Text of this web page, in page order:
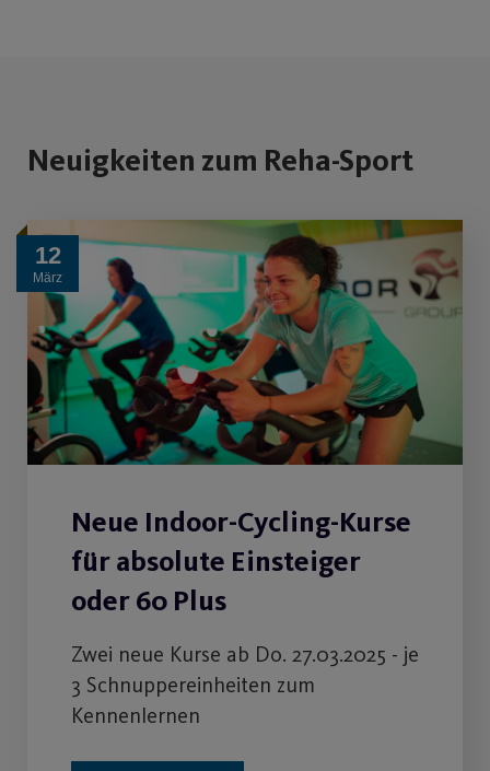
Neuigkeiten zum Reha-Sport
12
März
Neue Indoor-Cycling-Kurse
für absolute Einsteiger
oder 60 Plus
Zwei neue Kurse ab Do. 27.03.2025 - je
3 Schnuppereinheiten zum
Kennenlernen